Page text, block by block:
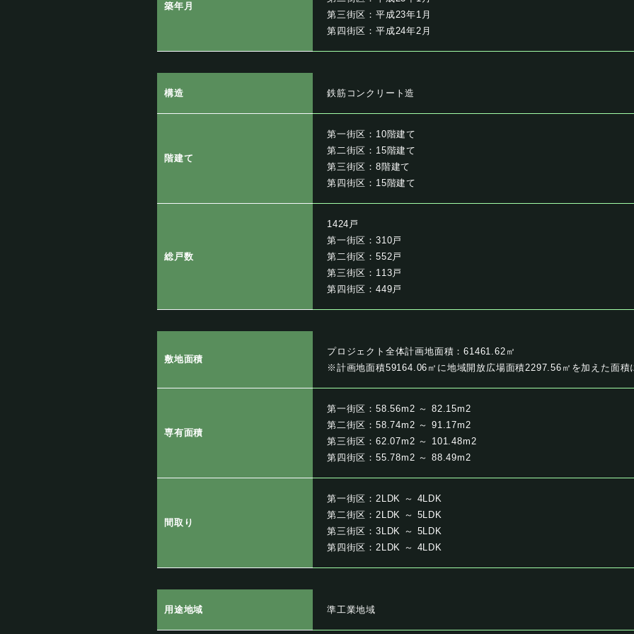
築年月
第三街区：平成23年1月
第四街区：平成24年2月
構造 鉄筋コンクリート造
階建て
第一街区：10階建て
第二街区：15階建て
第三街区：8階建て
第四街区：15階建て
総戸数
1424戸
第一街区：310戸
第二街区：552戸
第三街区：113戸
第四街区：449戸
敷地面積
プロジェクト全体計画地面積：61461.62㎡
※計画地面積59164.06㎡に地域開放広場面積2297.56㎡を加えた面積
専有面積
第一街区：58.56m2 ～ 82.15m2
第二街区：58.74m2 ～ 91.17m2
第三街区：62.07m2 ～ 101.48m2
第四街区：55.78m2 ～ 88.49m2
間取り
第一街区：2LDK ～ 4LDK
第二街区：2LDK ～ 5LDK
第三街区：3LDK ～ 5LDK
第四街区：2LDK ～ 4LDK
用途地域 準工業地域